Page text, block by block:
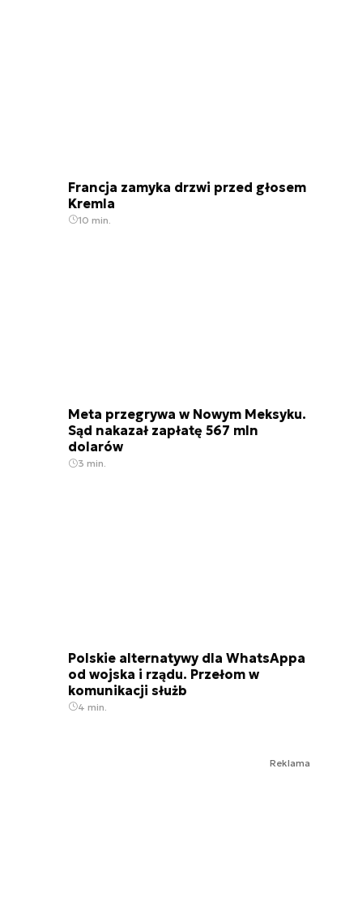
Francja zamyka drzwi przed głosem
Kremla
10 min.
Meta przegrywa w Nowym Meksyku.
Sąd nakazał zapłatę 567 mln
dolarów
3 min.
Polskie alternatywy dla WhatsAppa
od wojska i rządu. Przełom w
komunikacji służb
4 min.
Reklama